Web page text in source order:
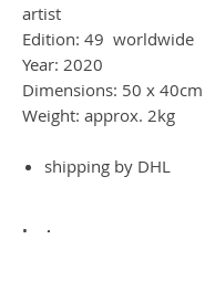
artist
Edition: 49 worldwide
Year: 2020
Dimensions: 50 x 40cm
Weight: approx. 2kg
shipping by DHL
hot summer